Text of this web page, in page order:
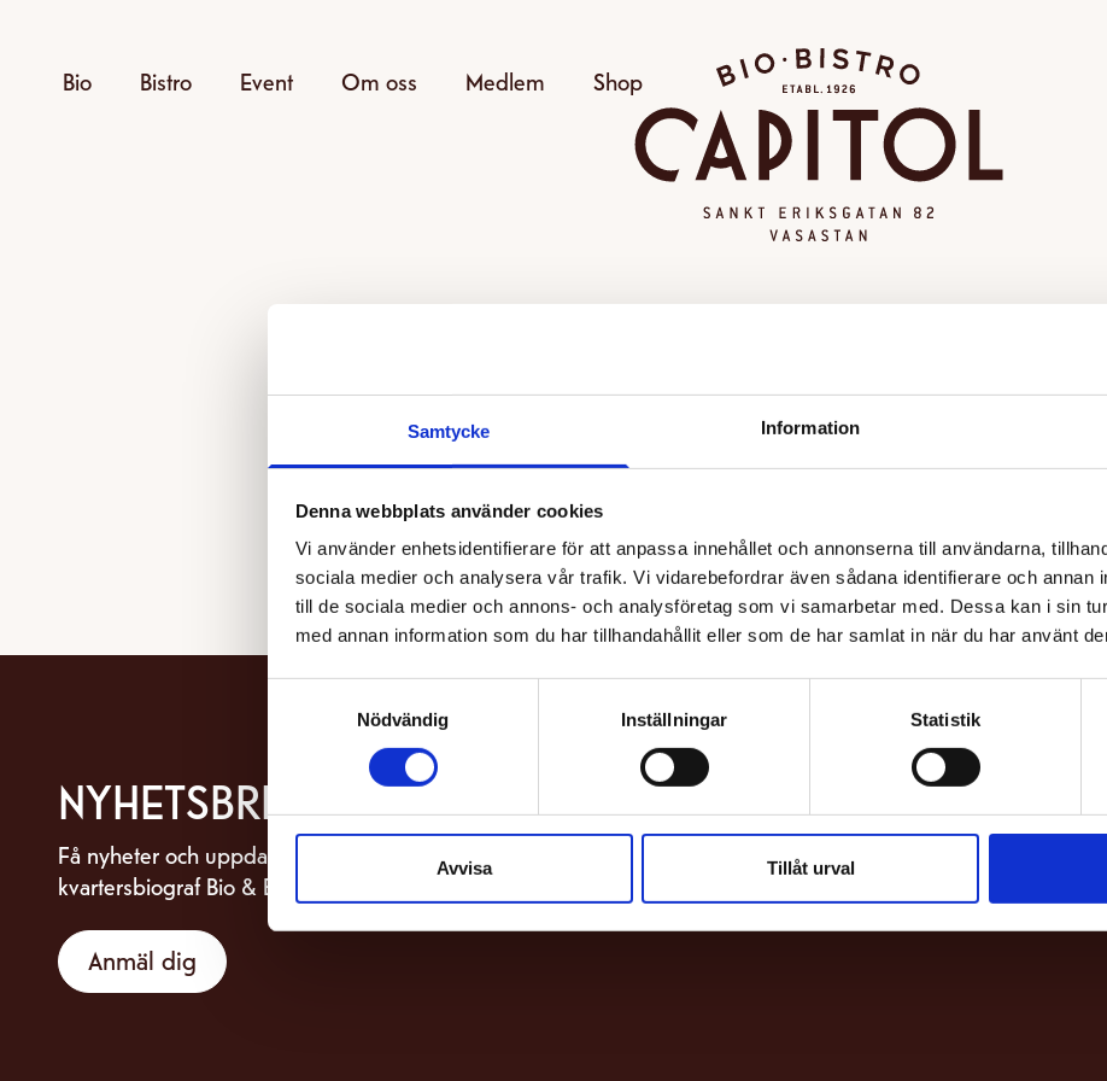
Samtycke Information
Denna webbplats använder cookies
Vi använder enhetsidentifierare för att anpassa innehållet och annonserna till användarna,
sociala medier och analysera vår trafik. Vi vidarebefordrar även sådana identifierare och annan
till de sociala medier och annons- och analysföretag som vi samarbetar med. Dessa kan i sin
med annan information som du har tillhandahållit eller som de har samlat in när du har använt
Nödvändig
Inställningar Statistik
Avvisa Tillåt urval
Bio Bistro Event Om oss Medlem Shop
Bio Capitol
OGILTIG VISNING
Den valda visningen kunde inte hittas eller går inte längre att
NYHETSBREV
Få nyheter och uppdateringar om din
kvartersbiograf Bio & Bistro Capitol.
Anmäl dig
Bio &
Sankt